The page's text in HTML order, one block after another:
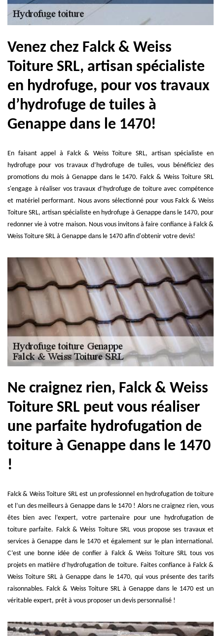
Venez chez Falck & Weiss
Toiture SRL, artisan spécialiste
en hydrofuge, pour vos travaux
d’hydrofuge de tuiles à
Genappe dans le 1470!
En faisant appel à Falck & Weiss Toiture SRL, artisan spécialiste en
hydrofuge pour vos travaux d’hydrofuge de tuiles, vous bénéficiez des
promotions du mois à Genappe dans le 1470. Falck & Weiss Toiture SRL
s'engage à réaliser vos travaux d’hydrofuge de toiture avec compétence
et matériel performant. Nous avons sélectionné pour vous Falck & Weiss
Toiture SRL, artisan spécialiste en hydrofuge à Genappe dans le 1470, pour
redonner vie à votre maison. Nous vous invitons à faire confiance à Falck &
Weiss Toiture SRL à Genappe dans le 1470 afin d'obtenir votre devis!
Ne craignez rien, Falck & Weiss
Toiture SRL peut vous réaliser
une parfaite hydrofugation de
toiture à Genappe dans le 1470
!
Falck & Weiss Toiture SRL est un professionnel en hydrofugation de toiture
et l’un des meilleurs à Genappe dans le 1470 ! Alors ne craignez rien, vous
êtes bien avec l’expert, votre partenaire pour une hydrofugation de
toiture parfaite. Falck & Weiss Toiture SRL vous propose ses travaux et
services à Genappe dans le 1470 et également sur le plan international.
C’est une bonne idée de confier à Falck & Weiss Toiture SRL tous vos
projets en matière d’hydrofugation de toiture. Faites confiance à Falck &
Weiss Toiture SRL à Genappe dans le 1470, qui vous présente des tarifs
raisonnables. Falck & Weiss Toiture SRL à Genappe dans le 1470 est un
véritable expert, prêt à vous proposer un devis personnalisé !